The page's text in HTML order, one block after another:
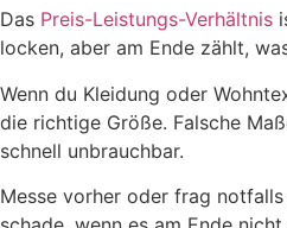
Das Preis-Leistungs-Verhältnis
locken, aber am Ende zählt,
Wenn du Kleidung oder
die richtige Größe. Falsche
schnell unbrauchbar.
Messe vorher oder frag